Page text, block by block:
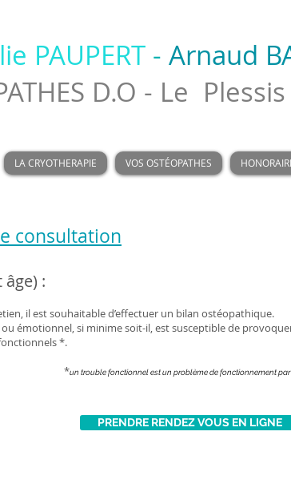
PAUPERT- Arnaud
D.O - Le
LA CRYOTHERAPIE VOS OSTÉOPATHES
consultation
:
il est souhaitable d’effectuer un bilan ostéopathique.
émotionnel, si minime soit-il, est susceptible de
*.
*un trouble fonctionnel est un problème de fonctionnement
PRENDRE RENDEZ VOUS EN LIGNE